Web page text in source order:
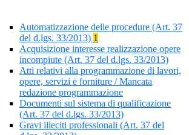
Automatizzazione delle procedure (Art. 37
del d.lgs. 33/2013) 1
Acquisizione interesse realizzazione opere
incompiute (Art. 37 del d.lgs. 33/2013)
Atti relativi alla programmazione di lavori,
opere, servizi e forniture / Mancata
redazione programmazione
Documenti sul sistema di qualificazione
(Art. 37 del d.lgs. 33/2013)
Gravi illeciti professionali (Art. 37 del